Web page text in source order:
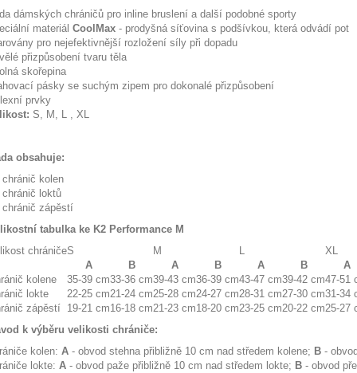
dámských chráničů pro inline bruslení a další podobné sporty
materiál CoolMax - prodyšná síťovina s podšívkou, která odvádí pot
pro nejefektivnější rozložení síly při dopadu
přizpůsobení tvaru těla
skořepina
pásky se suchým zipem pro dokonalé přizpůsobení
prvky
S, M, L , XL
obsahuje:
chránič kolen
chránič loktů
chránič zápěstí
tabulka ke K2 Performance M
chráničeS M L
XL
A
B A B A B
A
kolene
35-39 cm33-36 cm39-43 cm36-39 cm43-47 cm39-42 cm47-51
lokte
22-25 cm21-24 cm25-28 cm24-27 cm28-31 cm27-30 cm31-34
zápěstí 19-21 cm16-18 cm21-23 cm18-20 cm23-25 cm20-22 cm25-27
k výběru velikosti chrániče:
kolen: A - obvod stehna přibližně 10 cm nad středem kolene; B -
lokte: A - obvod paže přibližně 10 cm nad středem lokte; B - obvod